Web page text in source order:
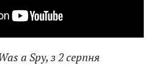
a Spy, з 2 серпня